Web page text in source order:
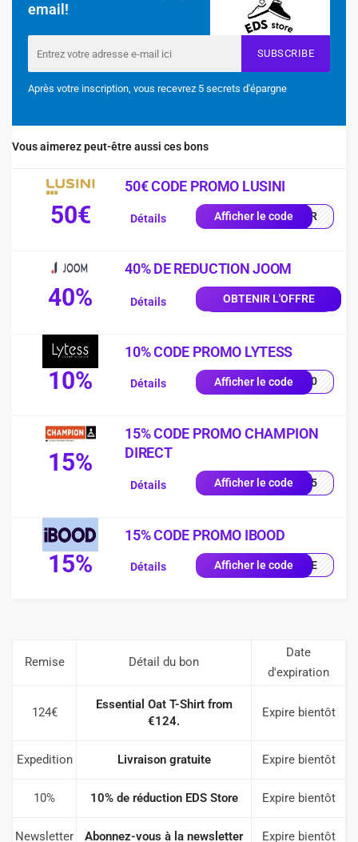
email!
SUBSCRIBE
Après votre inscription, vous recevrez 5 secrets d'épargne
Vous aimerez peut-être aussi ces bons
50€
50€ CODE PROMO LUSINI
Afficher le code0-FR
Détails
40%
40% DE REDUCTION JOOM
OBTENIR L'OFFRE
Détails
10%
10% CODE PROMO LYTESS
Afficher le codeSS10
Détails
15%
15% CODE PROMO CHAMPION
DIRECT
Afficher le codeUE15
Détails
15%
15% CODE PROMO IBOOD
Afficher le codeIQUE
Détails
Remise Détail du bon
Date
d'expiration
124€
Essential Oat T-Shirt from
€124.
Expire bientôt
Expedition Livraison gratuite Expire bientôt
10% 10% de réduction EDS Store Expire bientôt
Newsletter Abonnez-vous à la newsletter Expire bientôt